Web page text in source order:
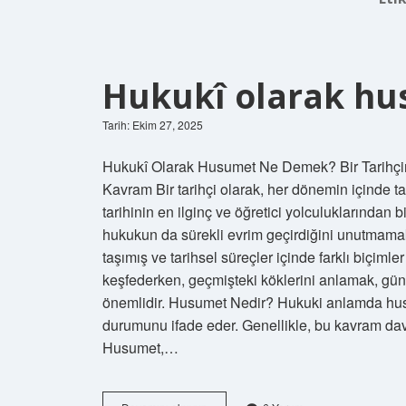
Hukukî olarak
Tarih: Ekim 27, 2025
Hukukî Olarak Husumet Ne Demek? Bir
Kavram Bir tarihçi olarak, her dönemin içinde
tarihinin en ilginç ve öğretici yolculuklarından
hukukun da sürekli evrim geçirdiğini
taşımış ve tarihsel süreçler içinde farklı
keşfederken, geçmişteki köklerini anlamak,
önemlidir. Husumet Nedir? Hukuki anlamda
durumunu ifade eder. Genellikle, bu kavram
Husumet,…